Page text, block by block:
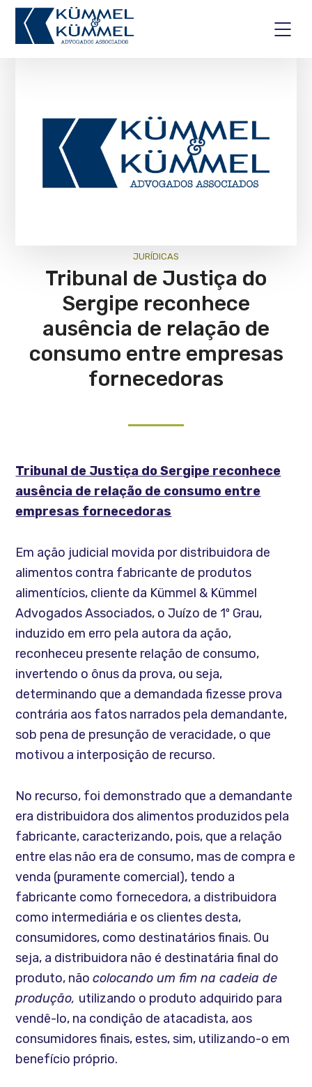
JURÍ­DICAS
Tribunal de Justiça do
Sergipe reconhece
ausência de relação de
consumo entre empresas
fornecedoras
Tribunal de Justiça do Sergipe reconhece
ausência de relação de consumo entre
empresas fornecedoras
Em ação judicial movida por distribuidora de
alimentos contra fabricante de produtos
alimentícios, cliente da Kümmel & Kümmel
Advogados Associados, o Juízo de 1º Grau,
induzido em erro pela autora da ação,
reconheceu presente relação de consumo,
invertendo o ônus da prova, ou seja,
determinando que a demandada fizesse prova
contrária aos fatos narrados pela demandante,
sob pena de presunção de veracidade, o que
motivou a interposição de recurso.
No recurso, foi demonstrado que a demandante
era distribuidora dos alimentos produzidos pela
fabricante, caracterizando, pois, que a relação
entre elas não era de consumo, mas de compra e
venda (puramente comercial), tendo a
fabricante como fornecedora, a distribuidora
como intermediária e os clientes desta,
consumidores, como destinatários finais. Ou
seja, a distribuidora não é destinatária final do
produto, nãocolocando um fim na cadeia de
produção, utilizando o produto adquirido para
vendê-lo, na condição de atacadista, aos
consumidores finais, estes, sim, utilizando-o em
benefício próprio.